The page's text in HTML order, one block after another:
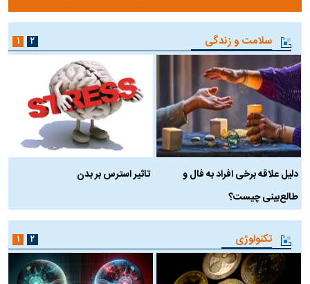
سلامت و زندگی
دلیل علاقه برخی افراد به فال و
طالع‌بینی چیست؟
تاثیر استرس بر بدن
۱ ۲
تکنولوژی ۱ ۲